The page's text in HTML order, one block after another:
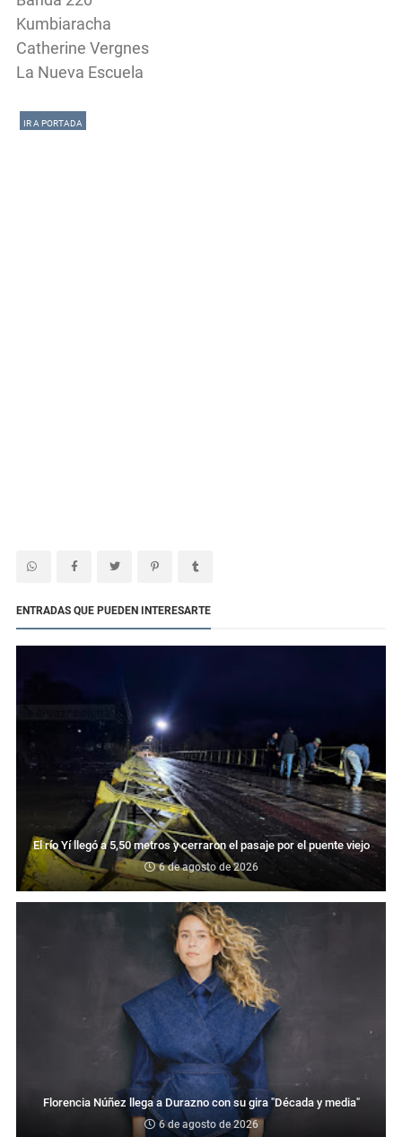
Kumbiaracha
Catherine Vergnes
La Nueva Escuela
IR A PORTADA
ENTRADAS QUE PUEDEN INTERESARTE
El río Yí llegó a 5,50 metros y cerraron el pasaje por el puente viejo
6 de agosto de 2026
Florencia Núñez llega a Durazno con su gira "Década y media"
6 de agosto de 2026